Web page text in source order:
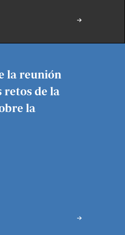
la reunión
retos de la
la